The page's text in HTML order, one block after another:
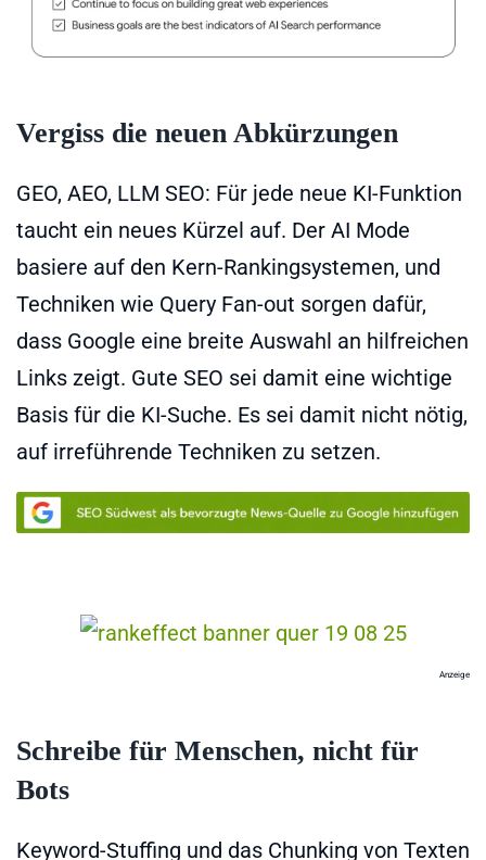
Vergiss die neuen Abkürzungen
GEO, AEO, LLM SEO: Für jede neue KI-Funktion
taucht ein neues Kürzel auf. Der AI Mode
basiere auf den Kern-Rankingsystemen, und
Techniken wie Query Fan-out sorgen dafür,
dass Google eine breite Auswahl an hilfreichen
Links zeigt. Gute SEO sei damit eine wichtige
Basis für die KI-Suche. Es sei damit nicht nötig,
auf irreführende Techniken zu setzen.
Anzeige
Schreibe für Menschen, nicht für
Bots
Keyword-Stuffing und das Chunking von Texten